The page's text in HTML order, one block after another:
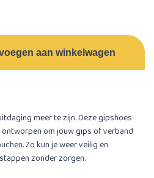
aan winkelwagen
meer te zijn. Deze gipshoes
om jouw gips of verband
Zo kun je weer veilig en
zonder zorgen.